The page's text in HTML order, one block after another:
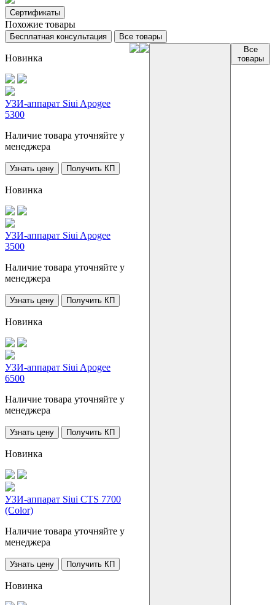
Сертификаты
Похожие товары
Бесплатная консультация Все товары
Новинка
УЗИ-аппарат Siui Apogee
5300
Наличие товара уточняйте у
менеджера
Узнать цену Получить КП
Новинка
УЗИ-аппарат Siui Apogee
3500
Наличие товара уточняйте у
менеджера
Узнать цену Получить КП
Новинка
УЗИ-аппарат Siui Apogee
6500
Наличие товара уточняйте у
менеджера
Узнать цену Получить КП
Новинка
УЗИ-аппарат Siui CTS 7700
(Color)
Наличие товара уточняйте у
менеджера
Узнать цену Получить КП
Новинка
Все
товары